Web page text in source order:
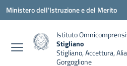
Vai ai contenuti
Vai al menu di navigazione
Vai al footer
Ministero dell'Istruzione e del Merito
Istituto
Stigliano
Stigliano, Accettura,
Gorgoglione